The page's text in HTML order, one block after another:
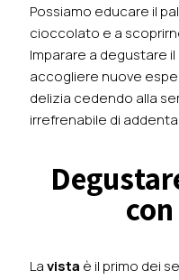
Possiamo educare il
cioccolato e a
Imparare a degustare
accogliere nuove
delizia cedendo alla
irrefrenabile di
con
Lavista è il primo dei